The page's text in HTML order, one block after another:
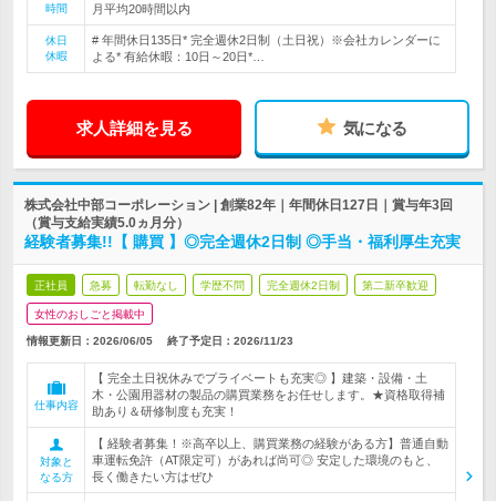
時間
月平均20時間以内
休日
休暇
# 年間休日135日* 完全週休2日制（土日祝）※会社カレンダーに
よる* 有給休暇：10日～20日*…
求人詳細を見る 気になる
株式会社中部コーポレーション | 創業82年｜年間休日127日｜賞与年3回
（賞与支給実績5.0ヵ月分）
経験者募集!!【 購買 】◎完全週休2日制 ◎手当・福利厚生充実
正社員 急募 転勤なし 学歴不問 完全週休2日制 第二新卒歓迎
女性のおしごと掲載中
情報更新日：2026/06/05 終了予定日： 2026/11/23
仕事内容
【 完全土日祝休みでプライベートも充実◎ 】建築・設備・土
木・公園用器材の製品の購買業務をお任せします。★資格取得補
助あり＆研修制度も充実！
対象と
なる方
【 経験者募集！※高卒以上、購買業務の経験がある方】普通自動
車運転免許（AT限定可）があれば尚可◎ 安定した環境のもと、
長く働きたい方はぜひ